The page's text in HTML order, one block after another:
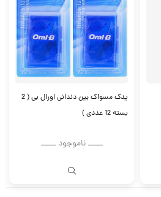
یدک مسواک بین دندانی اورال بی ( 2
بسته 12 عددی )
ــــــ ناموجود ــــــ